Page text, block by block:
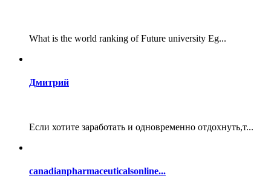
What is the world ranking of Future university Eg...
Дмитрий
Если хотите заработать и одновременно отдохнуть,т...
canadianpharmaceuticalsonline...